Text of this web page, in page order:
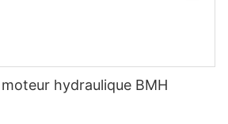
hydraulique BMH